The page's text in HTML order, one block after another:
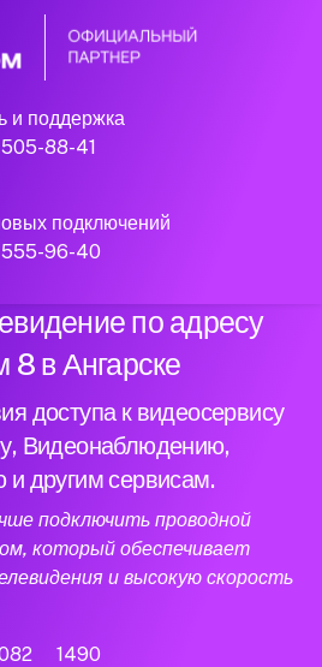
и поддержка
88-41
подключений
96-40
интернет и
по адресу
8 в Ангарске
доступа к видеосервису
Видеонаблюдению,
другим сервисам.
подключить проводной
который обеспечивает
и высокую скорость
1490